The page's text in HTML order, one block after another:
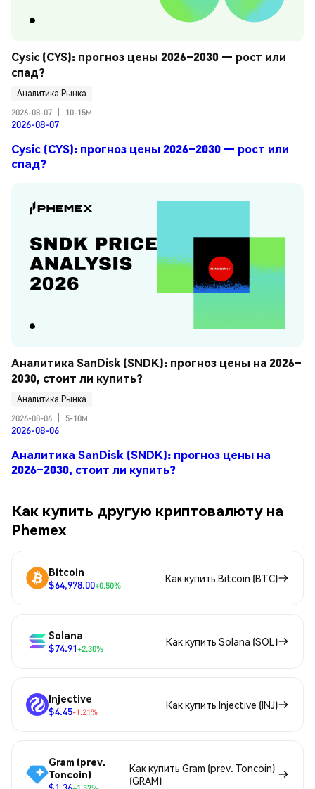
Cysic (CYS): прогноз цены 2026–2030 — рост или
спад?
Аналитика Рынка
2026-08-07
10-15м
2026-08-07
Cysic (CYS): прогноз цены 2026–2030 — рост или
спад?
Аналитика SanDisk (SNDK): прогноз цены на 2026–
2030, стоит ли купить?
Аналитика Рынка
2026-08-06
5-10м
2026-08-06
Аналитика SanDisk (SNDK): прогноз цены на
2026–2030, стоит ли купить?
Как купить другую криптовалюту на
Phemex
Bitcoin
$64,978.00+0.50%
Как купить Bitcoin (BTC)
Solana
$74.91+2.30%
Как купить Solana (SOL)
Injective
$4.45-1.21%
Как купить Injective (INJ)
Gram (prev.
Toncoin)
Как купить Gram (prev. Toncoin)
(GRAM)